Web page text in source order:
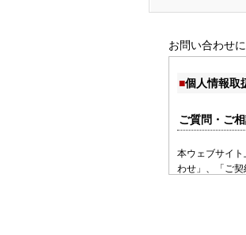
お問い合わせ
個人情報取
ご質問・ご
本ウェブサイ
わせ」、「ご